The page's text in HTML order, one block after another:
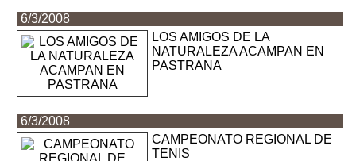
6/3/2008
LOS AMIGOS DE LA
NATURALEZA ACAMPAN EN
PASTRANA
6/3/2008
CAMPEONATO REGIONAL DE
TENIS